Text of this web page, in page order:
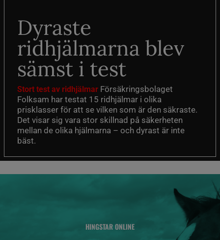
Dyraste
ridhjälmarna blev
sämst i test
Stort test av ridhjälmar Försäkringsbolaget
Folksam har testat 15 ridhjälmar i olika
prisklasser för att se vilken som är den säkraste.
Det visar sig vara stor skillnad på säkerheten
mellan de olika hjälmarna – och dyrast är inte
bäst.
HINGSTAR ONLINE